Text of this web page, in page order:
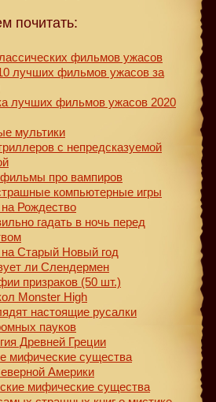
почитать:
фильмов ужасов
лучших фильмов ужасов за
лучших фильмов ужасов 2020
мультики
с непредсказуемой
про вампиров
компьютерные игры
Рождество
гадать в ночь перед
на Старый Новый год
ли Слендермен
призраков (50 шт.)
Monster High
настоящие русалки
пауков
Древней Греции
мифические существа
Америки
мифические существа